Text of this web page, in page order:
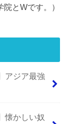
とWです。）
アジア最強
懐かしい奴